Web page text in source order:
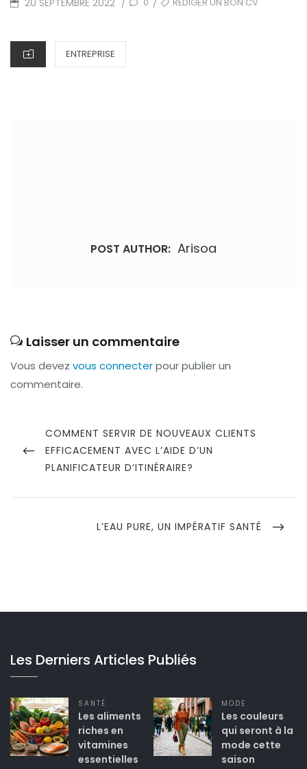
/ /
CATEGORIES
ENTREPRISE
POST AUTHOR: Arisoa
Laisser un commentaire
Vous devez vous connecterpour publier un
commentaire.
l’article
PREVIOUS
POST
COMMENT SERVIR DE NOUVEAUX CLIENTS
EFFICACEMENT AVEC L’AIDE D’UN
PLANIFICATEUR D’ITINÉRAIRE?
NEXT
L’EAU PURE, UN IMPÉRATIF SANTÉ
Les Derniers Articles Publiés
SANTÉ
Les aliments
riches en
vitamines
essentielles
MODE
Les couleurs
qui seront à la
mode cette
saison